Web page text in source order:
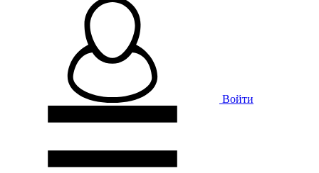
Войти